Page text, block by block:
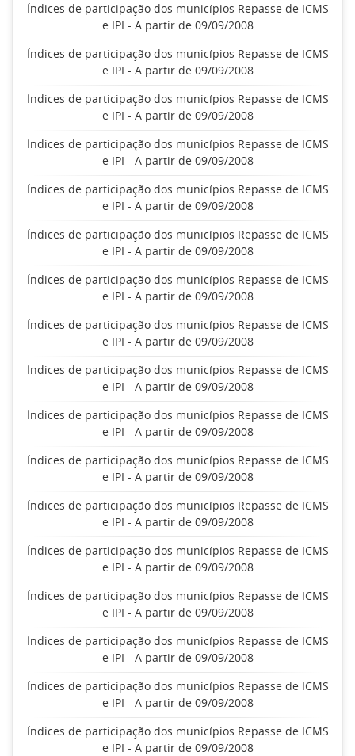
Índices de participação dos municípios Repasse de ICMS
e IPI - A partir de 09/09/2008
Índices de participação dos municípios Repasse de ICMS
e IPI - A partir de 09/09/2008
Índices de participação dos municípios Repasse de ICMS
e IPI - A partir de 09/09/2008
Índices de participação dos municípios Repasse de ICMS
e IPI - A partir de 09/09/2008
Índices de participação dos municípios Repasse de ICMS
e IPI - A partir de 09/09/2008
Índices de participação dos municípios Repasse de ICMS
e IPI - A partir de 09/09/2008
Índices de participação dos municípios Repasse de ICMS
e IPI - A partir de 09/09/2008
Índices de participação dos municípios Repasse de ICMS
e IPI - A partir de 09/09/2008
Índices de participação dos municípios Repasse de ICMS
e IPI - A partir de 09/09/2008
Índices de participação dos municípios Repasse de ICMS
e IPI - A partir de 09/09/2008
Índices de participação dos municípios Repasse de ICMS
e IPI - A partir de 09/09/2008
Índices de participação dos municípios Repasse de ICMS
e IPI - A partir de 09/09/2008
Índices de participação dos municípios Repasse de ICMS
e IPI - A partir de 09/09/2008
Índices de participação dos municípios Repasse de ICMS
e IPI - A partir de 09/09/2008
Índices de participação dos municípios Repasse de ICMS
e IPI - A partir de 09/09/2008
Índices de participação dos municípios Repasse de ICMS
e IPI - A partir de 09/09/2008
Índices de participação dos municípios Repasse de ICMS
e IPI - A partir de 09/09/2008